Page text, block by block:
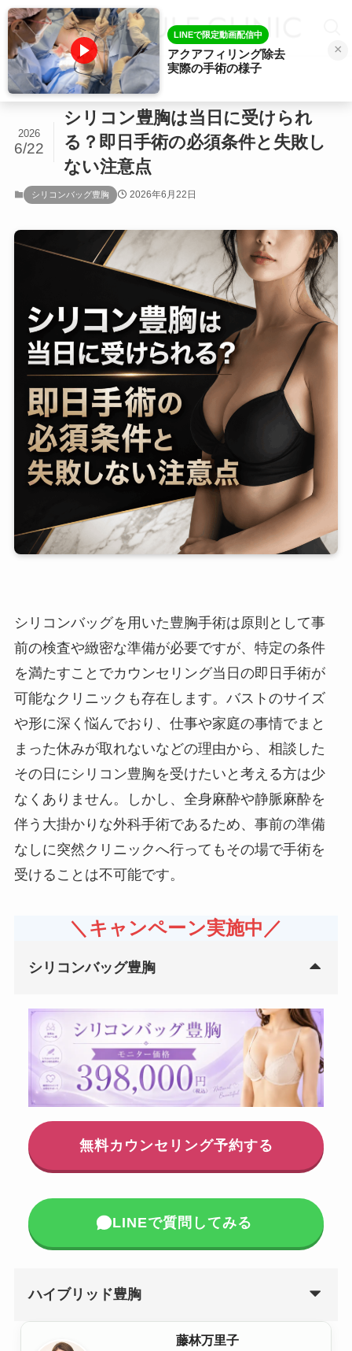
ホーム シリコンバッグ豊胸
シリコン豊胸は当日に受けられ
る？即日手術の必須条件と失敗し
ない注意点
2026
6/22
シリコンバッグ豊胸 2026年6月22日
シリコンバッグを用いた豊胸手術は原則として事
前の検査や緻密な準備が必要ですが、特定の条件
を満たすことでカウンセリング当日の即日手術が
可能なクリニックも存在します。バストのサイズ
や形に深く悩んでおり、仕事や家庭の事情でまと
まった休みが取れないなどの理由から、相談した
その日にシリコン豊胸を受けたいと考える方は少
なくありません。しかし、全身麻酔や静脈麻酔を
伴う大掛かりな外科手術であるため、事前の準備
なしに突然クリニックへ行ってもその場で手術を
受けることは不可能です。
＼キャンペーン実施中／
シリコンバッグ豊胸
無料カウンセリング予約する
LINEで質問してみる
ハイブリッド豊胸
藤林万里子
×
LINEで限定動画配信中
アクアフィリング除去
実際の手術の様子